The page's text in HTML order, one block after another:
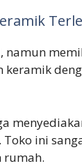
namun
ini
rumah.